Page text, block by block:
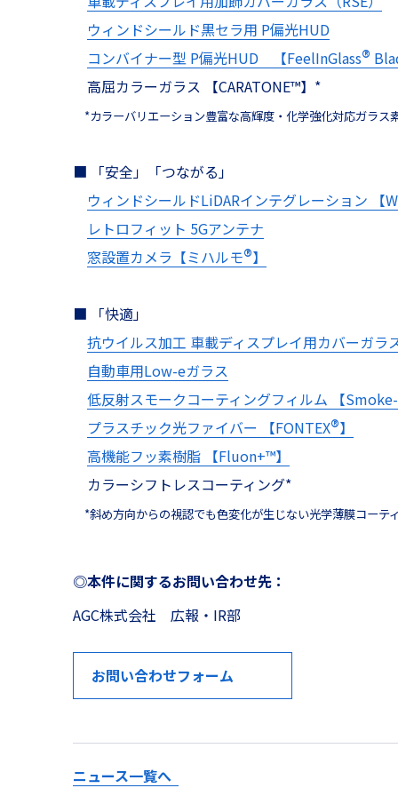
ウィンドシールド黒セラ用 P偏光HUD
コンバイナー型 P偏光HUD 【FeelInGlass®
高屈カラーガラス 【CARATONE™】*
*カラーバリエーション豊富な高輝度・化学強化対応ガラス
■ 「安全」「つながる」
ウィンドシールドLiDARインテグレーション 【
レトロフィット 5Gアンテナ
窓設置カメラ【ミハルモ®】
■ 「快適」
抗ウイルス加工 車載ディスプレイ用カバーガラ
自動車用Low-eガラス
低反射スモークコーティングフィルム 【Smoke-
プラスチック光ファイバー 【FONTEX®】
高機能フッ素樹脂 【Fluon+™】
カラーシフトレスコーティング*
*斜め方向からの視認でも色変化が生じない光学薄膜コーテ
◎本件に関するお問い合わせ先：
AGC株式会社 広報・IR部
お問い合わせフォーム
ニュース一覧へ